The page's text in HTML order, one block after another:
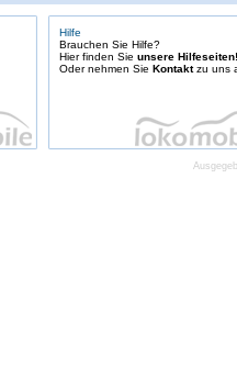
Hilfe
Brauchen Sie Hilfe?
Hier finden Sie unsere Hilfeseiten!
Oder nehmen Sie Kontaktzu uns